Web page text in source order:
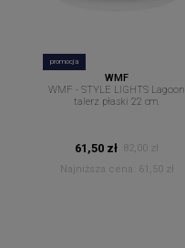
promocja
WMF
WMF - STYLE LIGHTS Lagoon
talerz płaski 22 cm.
61,50 zł
82,00 zł
Najniższa cena:
61,50 zł